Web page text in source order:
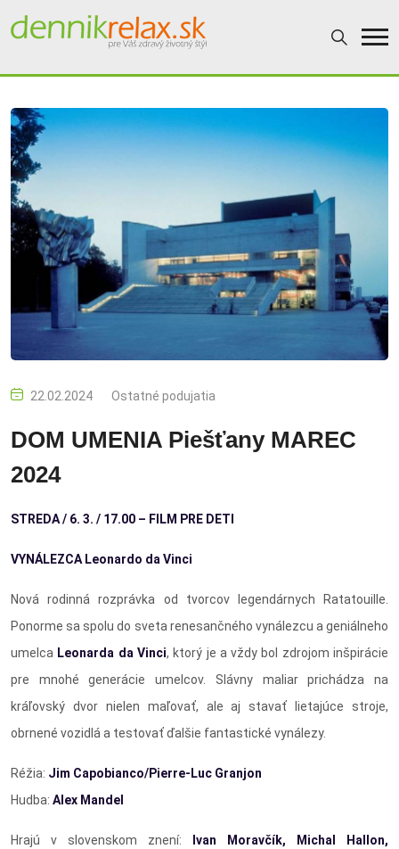
22.02.2024 Ostatné podujatia
DOM UMENIA Piešťany MAREC
2024
STREDA / 6. 3. / 17.00 – FILM PRE DETI
VYNÁLEZCA Leonardo da Vinci
Nová rodinná rozprávka od tvorcov legendárnych Ratatouille.
Ponorme sa spolu do sveta renesančného vynálezcu a geniálneho
umelca Leonarda da Vinci, ktorý je a vždy bol zdrojom inšpirácie
pre mnohé generácie umelcov. Slávny maliar prichádza na
kráľovský dvor nielen maľovať, ale aj stavať lietajúce stroje,
obrnené vozidlá a testovať ďalšie fantastické vynálezy.
Réžia: Jim Capobianco/Pierre-Luc Granjon
Hudba: Alex Mandel
Hrajú v slovenskom znení: Ivan Moravčík, Michal Hallon,